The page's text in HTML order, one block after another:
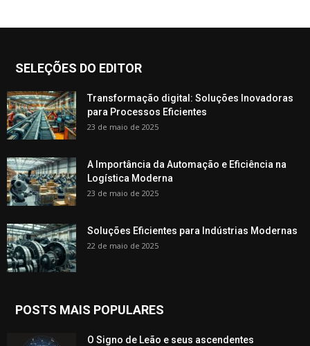
SELEÇÕES DO EDITOR
Transformação digital: Soluções Inovadoras
para Processos Eficientes
23 de maio de 2025
A Importância da Automação e Eficiência na
Logística Moderna
23 de maio de 2025
Soluções Eficientes para Indústrias Modernas
22 de maio de 2025
POSTS MAIS POPULARES
O Signo de Leão e seus ascendentes